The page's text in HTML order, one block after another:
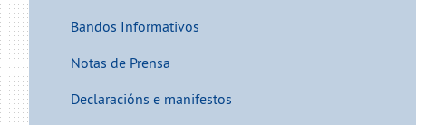
Bandos Informativos
Notas de Prensa
Declaracións e manifestos